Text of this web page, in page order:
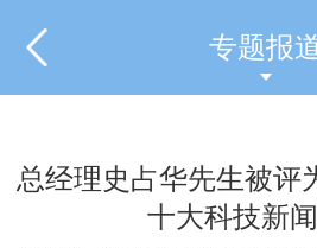
专题报
总经理史占华先生被评
十大科技新